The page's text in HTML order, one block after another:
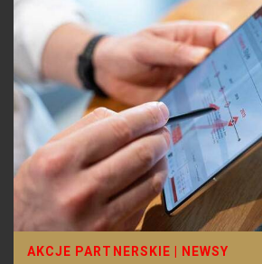
AKCJE PARTNERSKIE
NEWSY